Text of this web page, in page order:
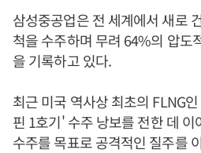
삼성중공업은 전 세계에서 새로
척을 수주하며 무려 64%의 압도
을 기록하고 있다.
최근 미국 역사상 최초의 FLNG
핀 1호기' 수주 낭보를 전한 데 이
수주를 목표로 공격적인 질주를